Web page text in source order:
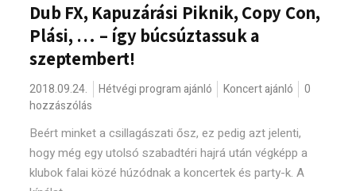
Dub FX, Kapuzárási Piknik, Copy Con,
Plási, … – így búcsúztassuk a
szeptembert!
2018.09.24. Hétvégi program ajánló Koncert ajánló
0
hozzászólás
Beért minket a csillagászati ősz, ez pedig azt jelenti,
hogy még egy utolsó szabadtéri hajrá után végképp a
klubok falai közé húzódnak a koncertek és party-k. A